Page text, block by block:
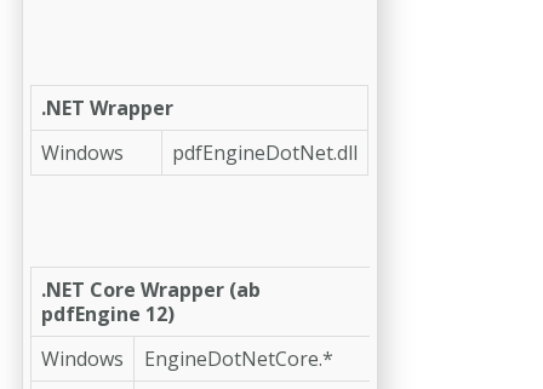
.NET Wrapper
Windows
pdfEngineDotNet.dll
.NET Core Wrapper (ab
pdfEngine 12)
Windows
EngineDotNetCore.*